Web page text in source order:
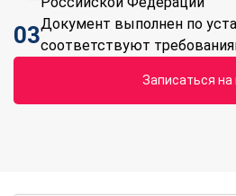
03Документ выполнен по
соответствуют
Записаться на